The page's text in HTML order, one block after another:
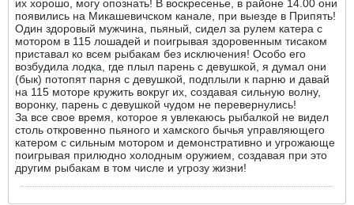
их хорошо, могу опознать! В воскресенье, в районе 14.00 они
появились на Микашевичском канале, при выезде в Припять!
Один здоровый мужчина, пьяный, сидел за рулем катера с
мотором в 115 лошадей и поигрывая здоровенным тисаком
приставал ко всем рыбакам без исключения! Особо его
возбудила лодка, где плыл парень с девушкой, я думал они
(бык) потопят парня с девушкой, подплыли к парню и давай
на 115 моторе кружить вокруг их, создавая сильную волну,
воронку, парень с девушкой чудом не перевернулись!
За все свое время, которое я увлекаюсь рыбалкой не видел
столь откровенно пьяного и хамского бычья управляющего
катером с сильным мотором и демонстративно и угрожающе
поигрывая прилюдно холодным оружием, создавая при это
другим рыбакам в том числе и угрозу жизни!